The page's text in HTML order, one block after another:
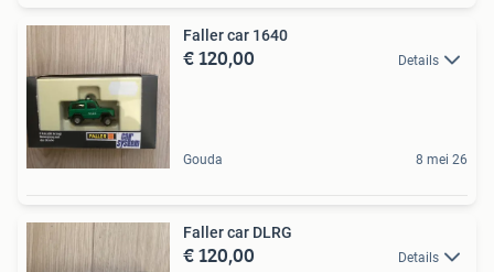
Faller car 1640
€ 120,00 Details
Gouda 8 mei 26
Faller car DLRG
€ 120,00 Details